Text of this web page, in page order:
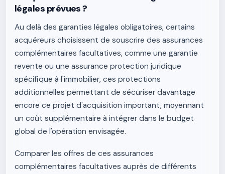
légales prévues ?
Au delà des garanties légales obligatoires, certains
acquéreurs choisissent de souscrire des assurances
complémentaires facultatives, comme une garantie
revente ou une assurance protection juridique
spécifique à l'immobilier, ces protections
additionnelles permettant de sécuriser davantage
encore ce projet d'acquisition important, moyennant
un coût supplémentaire à intégrer dans le budget
global de l'opération envisagée.
Comparer les offres de ces assurances
complémentaires facultatives auprès de différents